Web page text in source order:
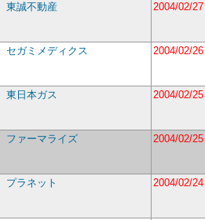
東誠不動産 2004/02/27
セガミメディクス 2004/02/26
東日本ガス 2004/02/25
ファーマライズ 2004/02/25
プラネット 2004/02/24